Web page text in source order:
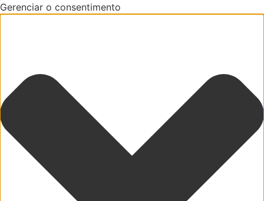
Gerenciar o consentimento